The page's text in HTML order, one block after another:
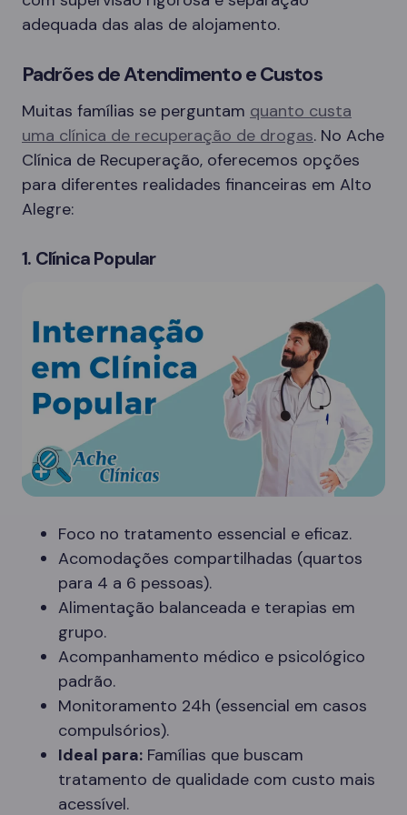
adequada das alas de alojamento.
Padrões de Atendimento e Custos
Muitas famílias se perguntam quanto custa
uma clínica de recuperação de drogas. No Ache
Clínica de Recuperação, oferecemos opções
para diferentes realidades financeiras em Alto
Alegre:
1. Clínica Popular
Foco no tratamento essencial e eficaz.
Acomodações compartilhadas (quartos
para 4 a 6 pessoas).
Alimentação balanceada e terapias em
grupo.
Acompanhamento médico e psicológico
padrão.
Monitoramento 24h (essencial em casos
compulsórios).
Ideal para: Famílias que buscam
tratamento de qualidade com custo mais
acessível.